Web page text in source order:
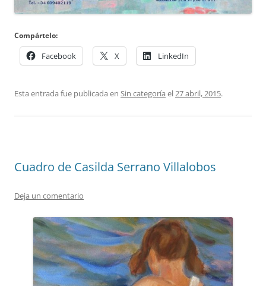
Compártelo:
Facebook X LinkedIn
Esta entrada fue publicada en Sin categoría el27 abril, 2015.
Cuadro de Casilda Serrano Villalobos
Deja un comentario